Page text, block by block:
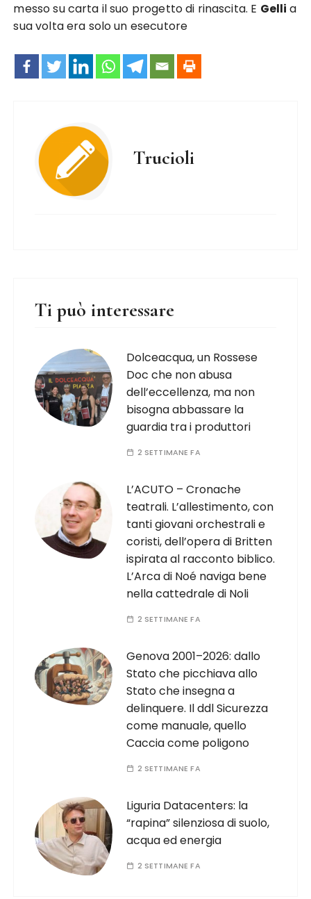
messo su carta il suo progetto di rinascita. E Gelli a
sua volta era solo un esecutore
Trucioli
Ti può interessare
Dolceacqua, un Rossese
Doc che non abusa
dell’eccellenza, ma non
bisogna abbassare la
guardia tra i produttori
2 SETTIMANE FA
L’ACUTO – Cronache
teatrali. L’allestimento, con
tanti giovani orchestrali e
coristi, dell’opera di Britten
ispirata al racconto biblico.
L’Arca di Noé naviga bene
nella cattedrale di Noli
2 SETTIMANE FA
Genova 2001–2026: dallo
Stato che picchiava allo
Stato che insegna a
delinquere. Il ddl Sicurezza
come manuale, quello
Caccia come poligono
2 SETTIMANE FA
Liguria Datacenters: la
“rapina” silenziosa di suolo,
acqua ed energia
2 SETTIMANE FA